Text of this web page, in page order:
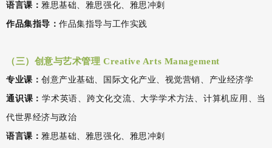
语言课： 雅思基础、雅思强化、雅思冲刺
作品集指导：作品集指导与工作实践
（三）创意与艺术管理 Creative Arts Management
专业课：创意产业基础、国际文化产业、视觉营销、产业经济学
通识课：学术英语、跨文化交流、大学学术方法、计算机应用、当
代世界经济与政治
语言课： 雅思基础、雅思强化、雅思冲刺